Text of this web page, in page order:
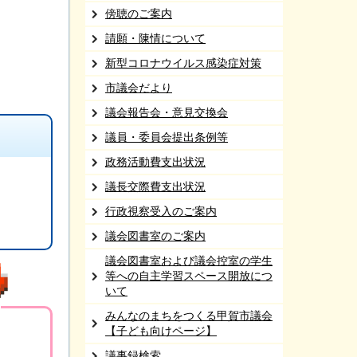
傍聴のご案内
請願・陳情について
新型コロナウイルス感染症対策
市議会だより
議会報告会・意見交換会
議員・委員会提出条例等
政務活動費支出状況
議長交際費支出状況
行政視察受入のご案内
議会図書室のご案内
議会図書室および議会控室の学生
等への自主学習スペース開放につ
いて
みんなのまちをつくる甲賀市議会
【子ども向けページ】